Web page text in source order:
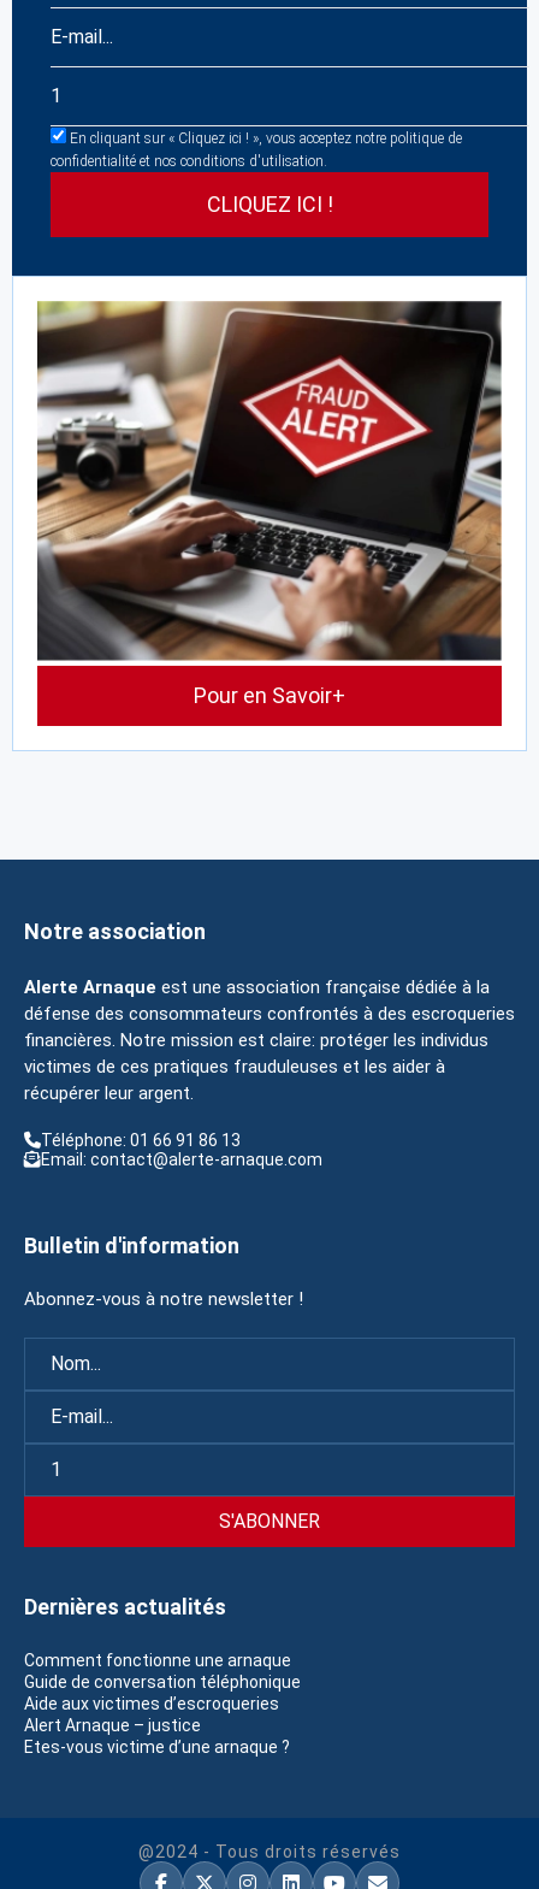
En cliquant sur « Cliquez ici ! », vous acceptez notre politique de
confidentialité et nos conditions d'utilisation.
Pour en Savoir+
Notre association
Alerte Arnaque est une association française dédiée à la
défense des consommateurs confrontés à des escroqueries
financières. Notre mission est claire: protéger les individus
victimes de ces pratiques frauduleuses et les aider à
récupérer leur argent.
Téléphone: 01 66 91 86 13
Email: contact@alerte-arnaque.com
Bulletin d'information
Abonnez-vous à notre newsletter !
Dernières actualités
Comment fonctionne une arnaque
Guide de conversation téléphonique
Aide aux victimes d’escroqueries
Alert Arnaque – justice
Etes-vous victime d’une arnaque ?
@2024 - Tous droits réservés